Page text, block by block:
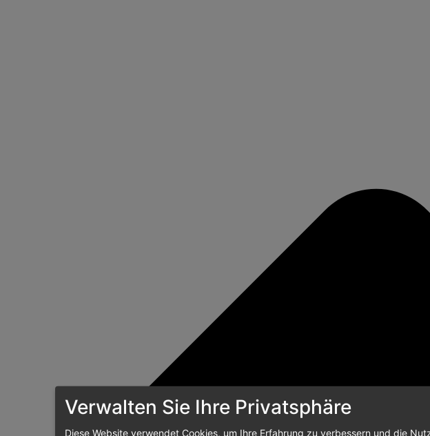
Verwalten Sie Ihre Privatsphäre
Diese Website verwendet Cookies, um Ihre Erfahrung zu verbessern und die